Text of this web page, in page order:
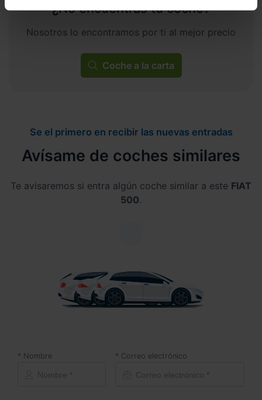
¿No encuentras tu coche?
Nosotros lo encontramos por ti al mejor precio
Coche a la carta
Se el primero en recibir las nuevas entradas
Avísame de coches similares
Te avisaremos si entra algún coche similar a este FIAT
500.
Nombre Correo electrónico